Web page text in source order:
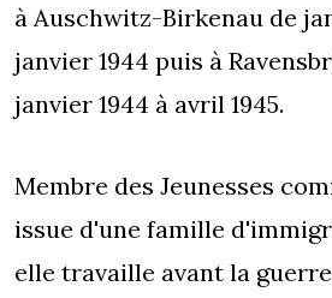
à Auschwitz-Birkenau de
janvier 1944 puis à
janvier 1944 à avril 1945.
Membre des Jeunesses
issue d'une famille
elle travaille avant la